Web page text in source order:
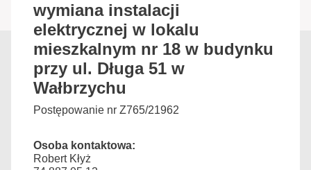
wymiana instalacji
elektrycznej w lokalu
mieszkalnym nr 18 w budynku
przy ul. Długa 51 w
Wałbrzychu
Postępowanie nr Z765/21962
Osoba kontaktowa:
Robert Kłyż